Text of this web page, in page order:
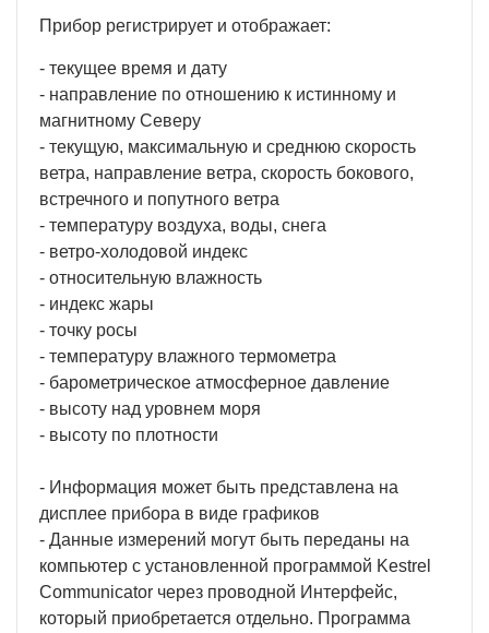
Прибор регистрирует и отображает:
- текущее время и дату
- направление по отношению к истинному и
магнитному Северу
- текущую, максимальную и среднюю скорость
ветра, направление ветра, скорость бокового,
встречного и попутного ветра
- температуру воздуха, воды, снега
- ветро-холодовой индекс
- относительную влажность
- индекс жары
- точку росы
- температуру влажного термометра
- барометрическое атмосферное давление
- высоту над уровнем моря
- высоту по плотности
- Информация может быть представлена на
дисплее прибора в виде графиков
- Данные измерений могут быть переданы на
компьютер с установленной программой Kestrel
Communicator через проводной Интерфейс,
который приобретается отдельно. Программа